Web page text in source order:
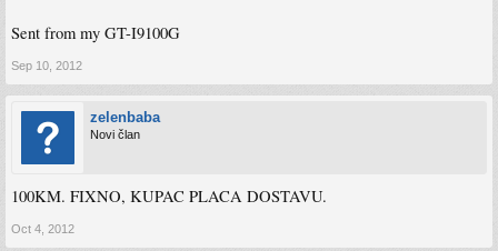
Sent from my GT-I9100G
Sep 10, 2012
zelenbaba
Novi član
100KM. FIXNO, KUPAC PLACA DOSTAVU.
Oct 4, 2012